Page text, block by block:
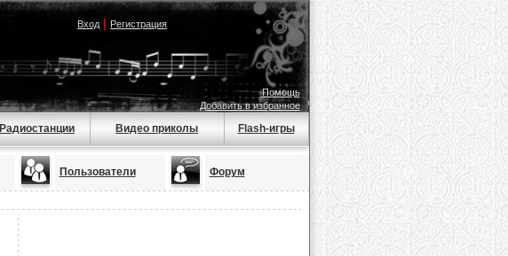
Вход| Регистрация
Помощь
Добавить в избранное
Радиостанции Видео приколы Flash-игры
Пользователи Форум